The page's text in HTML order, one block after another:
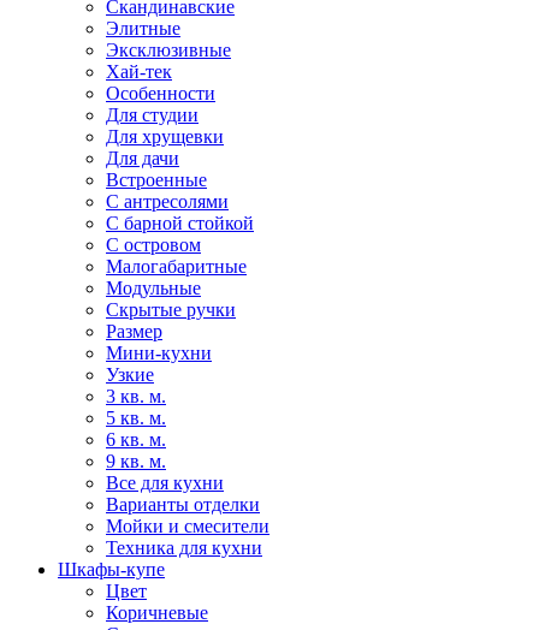
Скандинавские
Элитные
Эксклюзивные
Хай-тек
Особенности
Для студии
Для хрущевки
Для дачи
Встроенные
С антресолями
С барной стойкой
С островом
Малогабаритные
Модульные
Скрытые ручки
Размер
Мини-кухни
Узкие
3 кв. м.
5 кв. м.
6 кв. м.
9 кв. м.
Все для кухни
Варианты отделки
Мойки и смесители
Техника для кухни
Шкафы-купе
Цвет
Коричневые